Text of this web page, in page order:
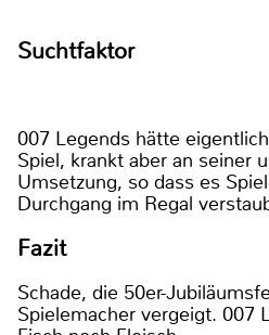
Suchtfaktor
007 Legends hätte
Spiel, krankt aber an seiner
Umsetzung, so dass es
Durchgang im Regal
Fazit
Schade, die 50er-
Spielemacher vergeigt. 007